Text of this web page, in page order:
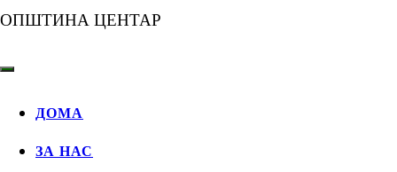
ОПШТИНА ЦЕНТАР
ДОМА
ЗА НАС